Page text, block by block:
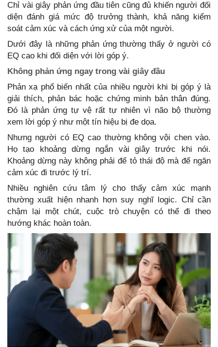
Chỉ vài giây phản ứng đầu tiên cũng đủ khiến người đối
diện đánh giá mức độ trưởng thành, khả năng kiểm
soát cảm xúc và cách ứng xử của một người.
Dưới đây là những phản ứng thường thấy ở người có
EQ cao khi đối diện với lời góp ý.
Không phản ứng ngay trong vài giây đầu
Phản xạ phổ biến nhất của nhiều người khi bị góp ý là
giải thích, phản bác hoặc chứng minh bản thân đúng.
Đó là phản ứng tự vệ rất tự nhiên vì não bộ thường
xem lời góp ý như một tín hiệu bị đe dọa.
Nhưng người có EQ cao thường không vội chen vào.
Họ tạo khoảng dừng ngắn vài giây trước khi nói.
Khoảng dừng này không phải để tỏ thái độ mà để ngăn
cảm xúc đi trước lý trí.
Nhiều nghiên cứu tâm lý cho thấy cảm xúc mạnh
thường xuất hiện nhanh hơn suy nghĩ logic. Chỉ cần
chậm lại một chút, cuộc trò chuyện có thể đi theo
hướng khác hoàn toàn.